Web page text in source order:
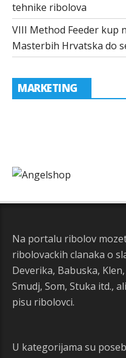
tehnike ribolova
VIII Method Feeder kup
Masterbih Hrvatska do
MARKETING
Na portalu ribolov
ribolovackih clanaka o
Deverika, Babuska,
Smudj, Som, Stuka itd.,
pisu ribolovci.
U kategorijama su